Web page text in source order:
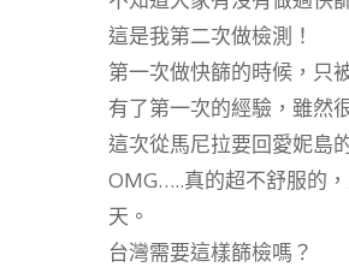
這是我第二次做檢測！
第一次做快篩的時候，只
有了第一次的經驗，雖然
這次從馬尼拉要回愛妮島
OMG…..真的超不舒服的
天。
台灣需要這樣篩檢嗎？